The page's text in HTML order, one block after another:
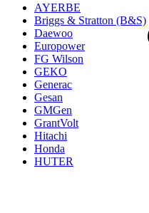
AYERBE
Briggs & Stratton (B&S)
Daewoo
Europower
FG Wilson
GEKO
Generac
Gesan
GMGen
GrantVolt
Hitachi
Honda
HUTER